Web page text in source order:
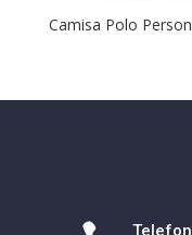
Camisa Polo